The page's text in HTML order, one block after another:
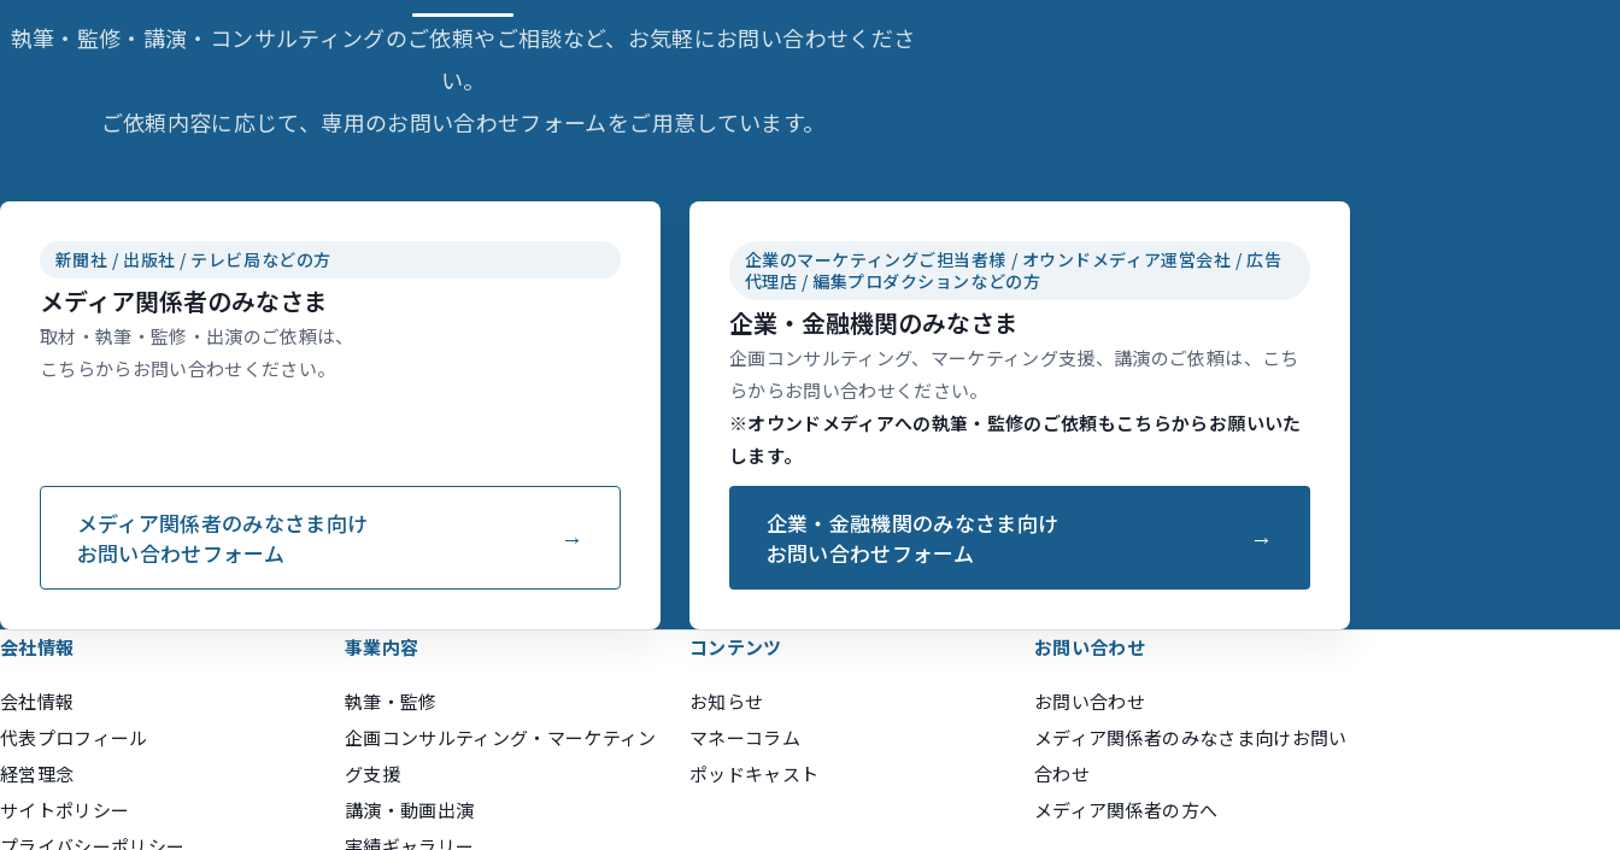
執筆・監修・講演・コンサルティングのご依頼やご相談など、お気軽にお問い合わせくださ
い。
ご依頼内容に応じて、専用のお問い合わせフォームをご用意しています。
新聞社 / 出版社 / テレビ局などの方
メディア関係者のみなさま
取材・執筆・監修・出演のご依頼は、
こちらからお問い合わせください。
メディア関係者のみなさま向け
お問い合わせフォーム
企業のマーケティングご担当者様 / オウンドメディア運営会社 / 広告
代理店 / 編集プロダクションなどの方
企業・金融機関のみなさま
企画コンサルティング、マーケティング支援、講演のご依頼は、こち
らからお問い合わせください。
※オウンドメディアへの執筆・監修のご依頼もこちらからお願いいた
します。
企業・金融機関のみなさま向け
お問い合わせフォーム
会社情報
会社情報
代表プロフィール
経営理念
サイトポリシー
事業内容
執筆・監修
企画コンサルティング・マーケティン
グ支援
講演・動画出演
コンテンツ
お知らせ
マネーコラム
ポッドキャスト
お問い合わせ
お問い合わせ
メディア関係者のみなさま向けお問い
合わせ
メディア関係者の方へ